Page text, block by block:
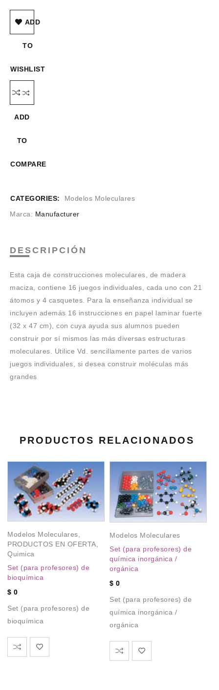
ADD
TO
WISHLIST
ADD
TO
COMPARE
CATEGORIES:
Modelos Moleculares
Marca: Manufacturer
DESCRIPCIÓN
Esta caja de construcciones moleculares, de madera
maciza, contiene 16 juegos individuales, cada uno con 21
átomos y 4 casquetes. Para la enseñanza individual se
incluyen además 16 instrucciones en papel laminar fuerte
(32 x 47 cm), con cuya ayuda sus alumnos pueden
construir por sí mismos las más diversas estructuras
moleculares. Utilice Vd. sencillamente partes de varios
juegos individuales, si desea construir moléculas más
grandes
PRODUCTOS RELACIONADOS
Modelos Moleculares
PRODUCTOS EN OFERTA
Quimica
Set (para profesores) de
bioquímica
$ 0
Set (para profesores) de
bioquímica
Modelos Moleculares
Set (para profesores) de
química inorgánica /
orgánica
$ 0
Set (para profesores) de
química inorgánica /
orgánica